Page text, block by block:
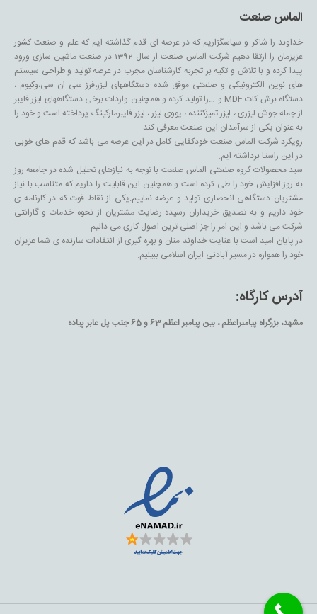
الماس صنعت
خداوند را شاکر و سپاسگزاریم که در عرصه ای قدم گذاشته ایم که علم و صنعت کشور
عزیزمان را ارتقا دهیم.شرکت الماس صنعت از سال 1392 در صنعت ماشین سازی ورود
پیدا کرده و با تلاش و تکیه بر تجربه کارشناسان مجرب در عرصه تولید و طراحی سیستم
های نوین الکترونیکی و صنعتی موفق شده دستگاههای لیزر،فرز سی ان سی،وکیوم ،
دستگاه برش کات MDF و …را تولید کرده و همچنین واردات برخی دستگاههای لیزر فایبر
از جمله جوش لیزری ، لیزر تمیزکننده ، یووی لیزر ، لیزر فایبرمارکینگ پرداخته است و خود را
به عنوان یکی از سرآمدان این صنعت معرفی کند.
رویکرد شرکت الماس صنعت خودکفایی کامل در این عرصه می باشد که قدم های خوبی
در این راستا برداشته ایم.
سبد محصولات گروه صنعتی الماس صنعت با توجه به نیازهای تحلیل شده در جامعه روز
به روز افزایش خود را طی کرده است و همچنین این قابلیت را داریم که متناسب با نیاز
مشتریان دستگاهی انحصاری تولید و عرضه نماییم.یکی از نقاط قوت که در کارنامه ی
خود داریم و به تصدیق خریداران رسیده رضایت مشتریان از نحوه خدمات و گارانتی
شرکت می باشد و این امر را جز اصلی ترین اصول کاری می دانیم.
در پایان امید است با عنایت خداوند منان و بهره گیری از انتقادات سازنده ی شما عزیزان
خود را همواره در مسیر آبادنی ایران اسلامی ببینیم.
آدرس کارگاه:
مشهد، بزرگراه پیامبراعظم ، بین پیامبر اعظم 63 و 65 جنب پل عابر پیاده